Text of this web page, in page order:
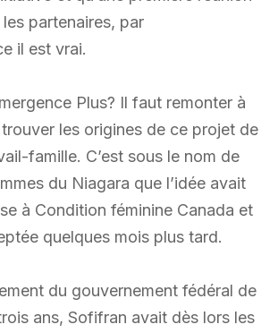
partenaires, par
il est vrai.
Plus? Il faut remonter à
les origines de ce projet de
famille. C’est sous le nom de
du Niagara que l’idée avait
à Condition féminine Canada et
quelques mois plus tard.
du gouvernement fédéral de
ans, Sofifran avait dès lors les